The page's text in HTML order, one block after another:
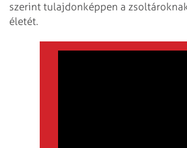
szerint tulajdonképpen a
életét.